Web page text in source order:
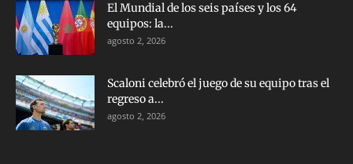
El Mundial de los seis países y los 64
equipos: la...
agosto 2, 2026
Scaloni celebró el juego de su equipo tras el
regreso a...
agosto 2, 2026